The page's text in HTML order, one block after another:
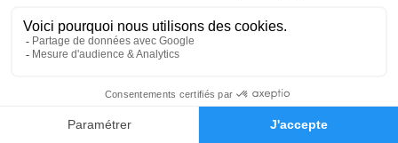
Faire-part Hommages
Déroulé des obsèques